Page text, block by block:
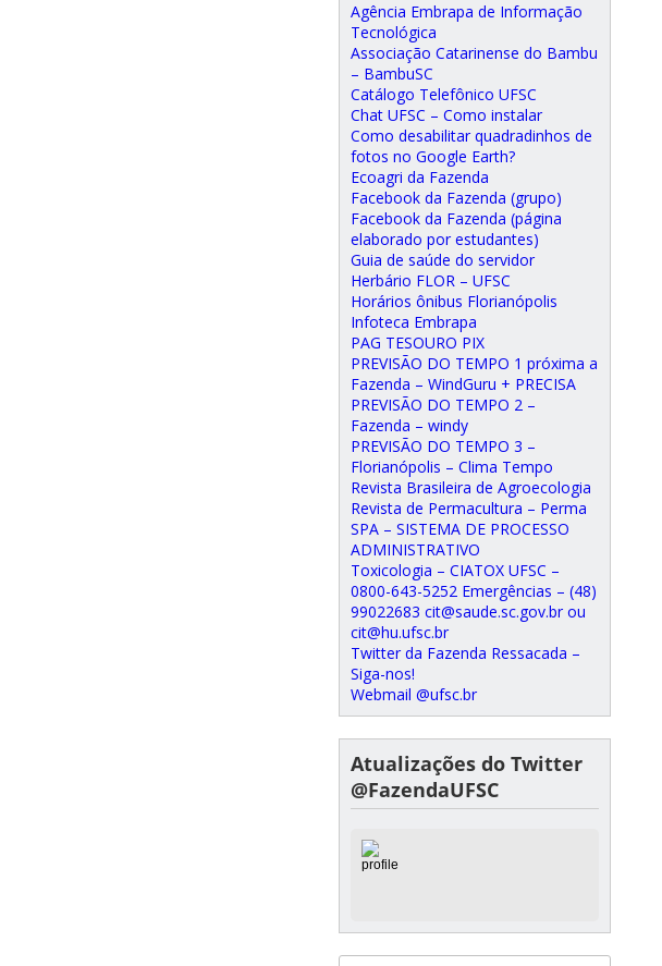
Agência Embrapa de Informação
Tecnológica
Associação Catarinense do Bambu
– BambuSC
Catálogo Telefônico UFSC
Chat UFSC – Como instalar
Como desabilitar quadradinhos de
fotos no Google Earth?
Ecoagri da Fazenda
Facebook da Fazenda (grupo)
Facebook da Fazenda (página
elaborado por estudantes)
Guia de saúde do servidor
Herbário FLOR – UFSC
Horários ônibus Florianópolis
Infoteca Embrapa
PAG TESOURO PIX
PREVISÃO DO TEMPO 1 próxima a
Fazenda – WindGuru + PRECISA
PREVISÃO DO TEMPO 2 –
Fazenda – windy
PREVISÃO DO TEMPO 3 –
Florianópolis – Clima Tempo
Revista Brasileira de Agroecologia
Revista de Permacultura – Perma
SPA – SISTEMA DE PROCESSO
ADMINISTRATIVO
Toxicologia – CIATOX UFSC –
0800-643-5252 Emergências – (48)
99022683 cit@saude.sc.gov.br ou
cit@hu.ufsc.br
Twitter da Fazenda Ressacada –
Siga-nos!
Webmail @ufsc.br
Atualizações do Twitter
@FazendaUFSC